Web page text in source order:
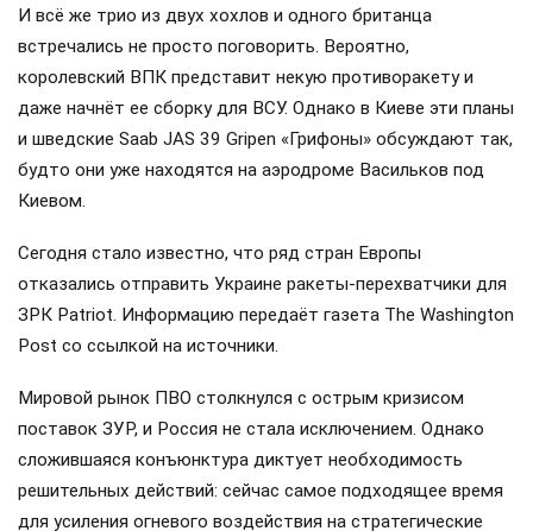
И всё же трио из двух хохлов и одного британца
встречались не просто поговорить. Вероятно,
королевский ВПК представит некую противоракету и
даже начнёт ее сборку для ВСУ. Однако в Киеве эти планы
и шведские Saab JAS 39 Gripen «Грифоны» обсуждают так,
будто они уже находятся на аэродроме Васильков под
Киевом.
Сегодня стало известно, что ряд стран Европы
отказались отправить Украине ракеты-перехватчики для
ЗРК Patriot. Информацию передаёт газета The Washington
Post со ссылкой на источники.
Мировой рынок ПВО столкнулся с острым кризисом
поставок ЗУР, и Россия не стала исключением. Однако
сложившаяся конъюнктура диктует необходимость
решительных действий: сейчас самое подходящее время
для усиления огневого воздействия на стратегические